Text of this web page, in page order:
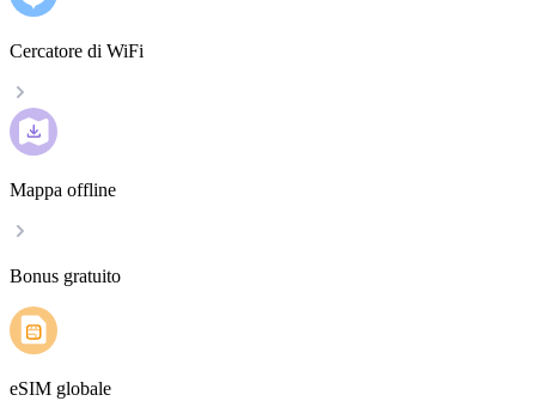
Cercatore di WiFi
Mappa offline
Bonus gratuito
eSIM globale